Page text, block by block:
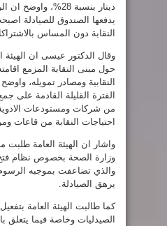
دينار بنسبة 28%،
يدفعها الصندوق للصيادلة
النقابة دون المساس
وقال الدكتور عيسى ان
حول مبنى النقابة المزمع
النقابية ومصادر تمويله،
الفترة القليلة القادمة على
من شركات ومستودعات
احتياجات النقابة من قاعات
واشار ان الهيئة العامة طلبت
وزارة الصحة بخصوص نظام
والذي تضاعفت بموجبه
يرهق الصيادلة.
كما طالبت الهيئة العامة
الصيدليات وخاصة فيما يتعلق